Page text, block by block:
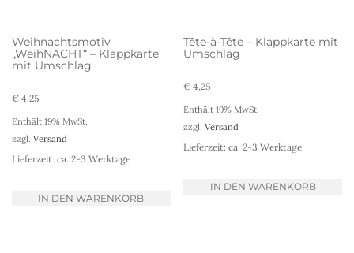
Weihnachtsmotiv
„WeihNACHT“ – Klappkarte
mit Umschlag
€ 4,25
Enthält 19% MwSt.
zzgl. Versand
Lieferzeit: ca. 2-3 Werktage
IN DEN WARENKORB
Tête-à-Tête – Klappkarte mit
Umschlag
€ 4,25
Enthält 19% MwSt.
zzgl.Versand
Lieferzeit: ca. 2-3 Werktage
IN DEN WARENKORB